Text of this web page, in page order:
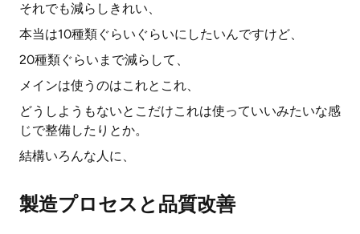
それでも減らしきれい、
本当は10種類ぐらいぐらいにしたいんですけど、
20種類ぐらいまで減らして、
メインは使うのはこれとこれ、
どうしようもないとこだけこれは使っていいみたいな感
じで整備したりとか。
結構いろんな人に、
製造プロセスと品質改善